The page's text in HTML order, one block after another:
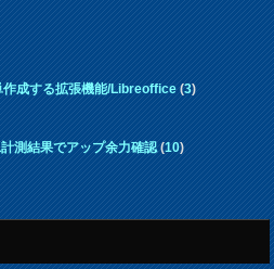
成する拡張機能/Libreoffice(3)
測結果でアップ余力確認(10)